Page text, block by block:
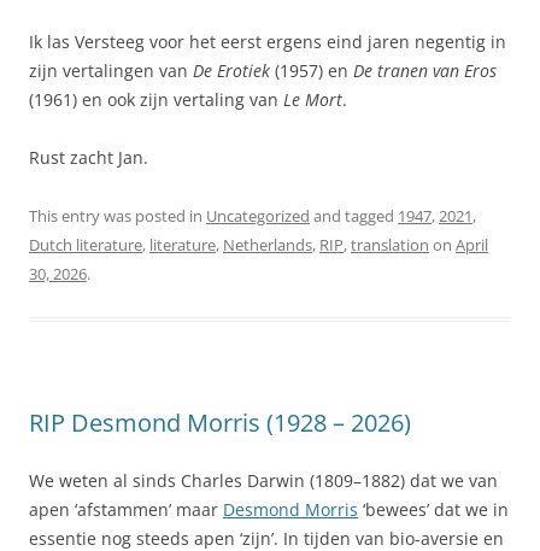
Ik las Versteeg voor het eerst ergens eind jaren negentig in
zijn vertalingen van De Erotiek (1957) en De tranen van Eros
(1961) en ook zijn vertaling van Le Mort.
Rust zacht Jan.
This entry was posted in Uncategorized and tagged 1947,2021,
Dutch literature, literature, Netherlands, RIP,translation on April
30, 2026.
RIP Desmond Morris (1928 – 2026)
We weten al sinds Charles Darwin (1809–1882) dat we van
apen ‘afstammen’ maar Desmond Morris ‘bewees’ dat we in
essentie nog steeds apen ‘zijn’. In tijden van bio-aversie en